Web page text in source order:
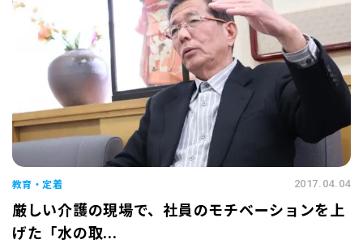
教育・定着 2017.04.04
厳しい介護の現場で、社員のモチベーションを上
げた「水の取...